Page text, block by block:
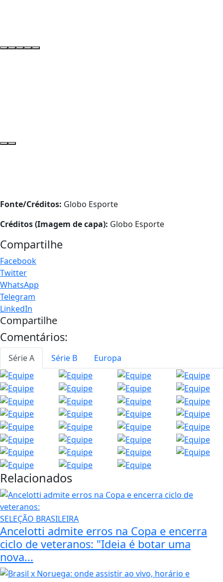
Fonte/Créditos: Globo Esporte
Créditos (Imagem de capa): Globo Esporte
Compartilhe
Facebook
Twitter
WhatsApp
Telegram
LinkedIn
Compartilhe
Comentários:
Série A Série B Europa
Relacionados
SELEÇÃO BRASILEIRA
Ancelotti admite erros na Copa e encerra
ciclo de veteranos: "Ideia é botar uma
nova...